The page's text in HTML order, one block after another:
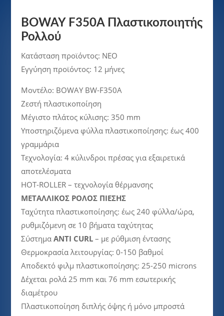
BOWAY F350A Πλαστικοποιητής
Ρολλού
Κατάσταση προϊόντος: ΝΕΟ
Εγγύηση προϊόντος: 12 μήνες
Μοντέλο: BOWAY BW-F350A
Ζεστή πλαστικοποίηση
Μέγιστο πλάτος κύλισης: 350 mm
Υποστηριζόμενα φύλλα πλαστικοποίησης: έως 400
γραμμάρια
Τεχνολογία: 4 κύλινδροι πρέσας για εξαιρετικά
αποτελέσματα
HOT-ROLLER – τεχνολογία θέρμανσης
ΜΕΤΑΛΛΙΚΟΣ ΡΟΛΟΣ ΠΙΕΣΗΣ
Ταχύτητα πλαστικοποίησης: έως 240 φύλλα/ώρα,
ρυθμιζόμενη σε 10 βήματα ταχύτητας
ΣύστημαANTI CURL – με ρύθμιση έντασης
Θερμοκρασία λειτουργίας: 0-150 βαθμοί
Αποδεκτό φιλμ πλαστικοποίησης: 25-250 microns
Δέχεται ρολά 25 mm και 76 mm εσωτερικής
διαμέτρου
Πλαστικοποίηση διπλής όψης ή μόνο μπροστά